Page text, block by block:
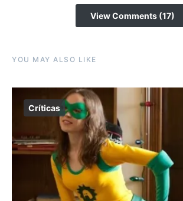
View Comments (17)
YOU MAY ALSO LIKE
Críticas